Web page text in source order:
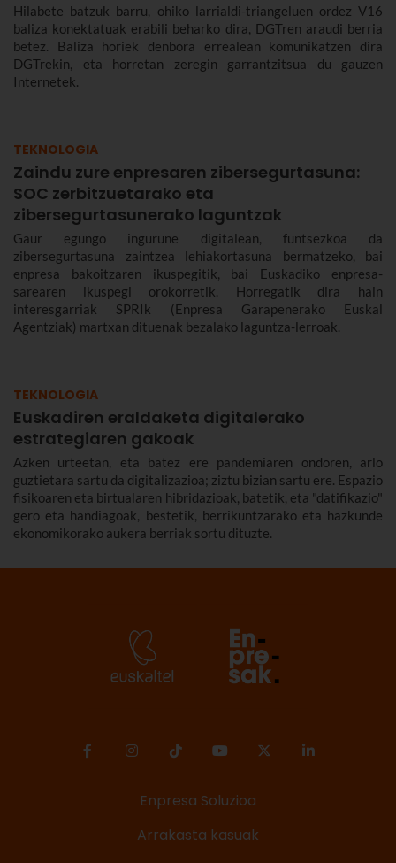
Hilabete batzuk barru, ohiko larrialdi-triangeluen ordez V16
baliza konektatuak erabili beharko dira, DGTren araudi berria
betez. Baliza horiek denbora errealean komunikatzen dira
DGTrekin, eta horretan zeregin garrantzitsua du gauzen
Internetek.
TEKNOLOGIA
Zaindu zure enpresaren zibersegurtasuna:
SOC zerbitzuetarako eta
zibersegurtasunerako laguntzak
Gaur egungo ingurune digitalean, funtsezkoa da
zibersegurtasuna zaintzea lehiakortasuna bermatzeko, bai
enpresa bakoitzaren ikuspegitik, bai Euskadiko enpresa-
sarearen ikuspegi orokorretik. Horregatik dira hain
interesgarriak SPRIk (Enpresa Garapenerako Euskal
Agentziak) martxan dituenak bezalako laguntza-lerroak.
TEKNOLOGIA
Euskadiren eraldaketa digitalerako
estrategiaren gakoak
Azken urteetan, eta batez ere pandemiaren ondoren, arlo
guztietara sartu da digitalizazioa; ziztu bizian sartu ere. Espazio
fisikoaren eta birtualaren hibridazioak, batetik, eta "datifikazio"
gero eta handiagoak, bestetik, berrikuntzarako eta hazkunde
ekonomikorako aukera berriak sortu dituzte.
Enpresa Soluzioa
Arrakasta kasuak